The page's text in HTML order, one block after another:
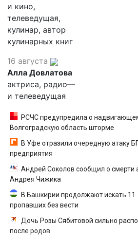
и кино,
телеведущая,
кулинар, автор
кулинарных книг
16 августа
Алла Довлатова
актриса, радио—
и телеведущая
РСЧС предупредила о
Волгоградскую область шторме
В Уфе отразили очередную атаку
предприятия
Андрей Соколов сообщил о смерти
Андрея Чижика
В Башкирии продолжают искать 11
пропавших без вести
Дочь Розы Сябитовой сильно
после родов